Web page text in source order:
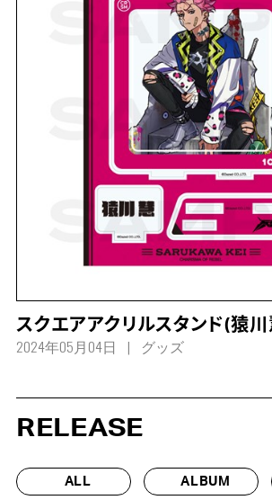
スクエアアクリルスタンド(猿
2024年05月04日 グッズ
RELEASE
ALL ALBUM